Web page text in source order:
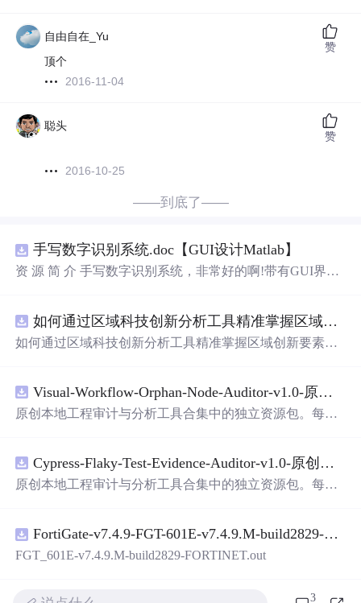
自由自在_Yu
顶个
2016-11-04
赞
聪头
2016-10-25
赞
——到底了——
手写数字识别系统.doc【GUI设计Matlab】
资 源 简 介 手写数字识别系统，非常好的啊!带有GUI界
带有直观的图形用户界面（GUI），非常容易使用。你只
需要将手写数字输入系统，它将立即给出准确的识别结
是一个非常方便和实用的工具，你一定会喜欢它的！
如何通过区域科技创新分析工具精准掌握区域创新要素分布与产业链融合现状？.docx
如何通过区域科技创新分析工具精准掌握区域创新要素分
Visual-Workflow-Orphan-Node-Auditor-v1.0-原创源码与文档.zip
原创本地工程审计与分析工具合集中的独立资源包。每个
README、运行说明、功能清单、MIT License及原创与授
权声明。解压后进入project目录，执行npm test验证算法，
目源码、Logo、官方截图、论文、生产日志或其他受限素
材。适合前端开发、AI应用工程、测试审计和课程实践。
Cypress-Flaky-Test-Evidence-Auditor-v1.0-原创源码与文档.zip
原创本地工程审计与分析工具合集中的独立资源包。每个
README、运行说明、功能清单、MIT License及原创与授
权声明。解压后进入project目录，执行npm test验证算法，
FortiGate-v7.4.9-FGT-601E-v7.4.9.M-build2829-FORTINET.out
FGT_601E-v7.4.9.M-build2829-FORTINET.out
3